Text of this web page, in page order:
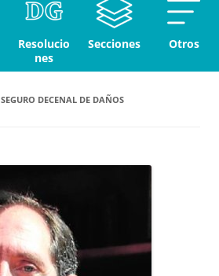
Resolucio
nes
Secciones Otros
SEGURO DECENAL DE DAÑOS